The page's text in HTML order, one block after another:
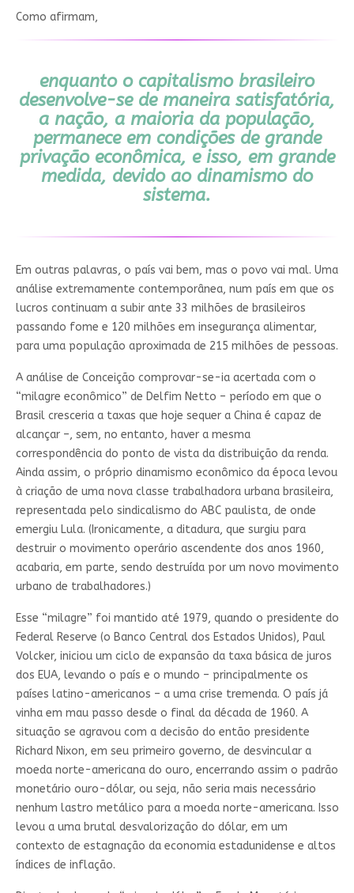
Como afirmam,
enquanto o capitalismo brasileiro
desenvolve-se de maneira satisfatória,
a nação, a maioria da população,
permanece em condições de grande
privação econômica, e isso, em grande
medida, devido ao dinamismo do
sistema.
Em outras palavras, o país vai bem, mas o povo vai mal. Uma
análise extremamente contemporânea, num país em que os
lucros continuam a subir ante 33 milhões de brasileiros
passando fome e 120 milhões em insegurança alimentar,
para uma população aproximada de 215 milhões de pessoas.
A análise de Conceição comprovar-se-ia acertada com o
“milagre econômico” de Delfim Netto – período em que o
Brasil cresceria a taxas que hoje sequer a China é capaz de
alcançar –, sem, no entanto, haver a mesma
correspondência do ponto de vista da distribuição da renda.
Ainda assim, o próprio dinamismo econômico da época levou
à criação de uma nova classe trabalhadora urbana brasileira,
representada pelo sindicalismo do ABC paulista, de onde
emergiu Lula. (Ironicamente, a ditadura, que surgiu para
destruir o movimento operário ascendente dos anos 1960,
acabaria, em parte, sendo destruída por um novo movimento
urbano de trabalhadores.)
Esse “milagre” foi mantido até 1979, quando o presidente do
Federal Reserve (o Banco Central dos Estados Unidos), Paul
Volcker, iniciou um ciclo de expansão da taxa básica de juros
dos EUA, levando o país e o mundo – principalmente os
países latino-americanos – a uma crise tremenda. O país já
vinha em mau passo desde o final da década de 1960. A
situação se agravou com a decisão do então presidente
Richard Nixon, em seu primeiro governo, de desvincular a
moeda norte-americana do ouro, encerrando assim o padrão
monetário ouro-dólar, ou seja, não seria mais necessário
nenhum lastro metálico para a moeda norte-americana. Isso
levou a uma brutal desvalorização do dólar, em um
contexto de estagnação da economia estadunidense e altos
índices de inflação.